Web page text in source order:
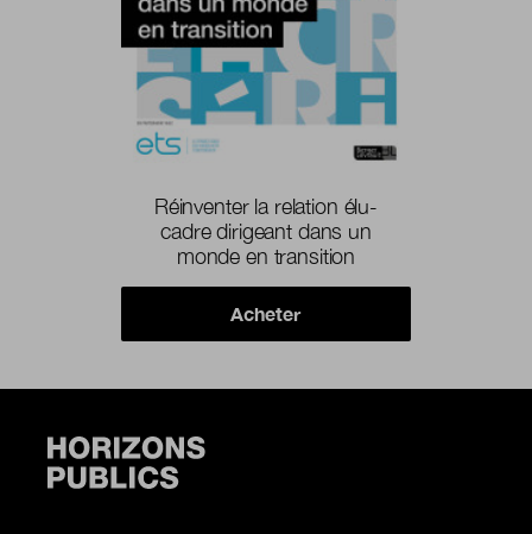
Réinventer la relation élu-
cadre dirigeant dans un
monde en transition
Acheter